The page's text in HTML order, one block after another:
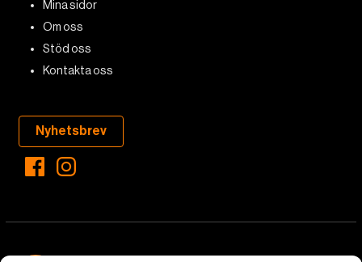
Mina sidor
Om oss
Stöd oss
Kontakta oss
Nyhetsbrev